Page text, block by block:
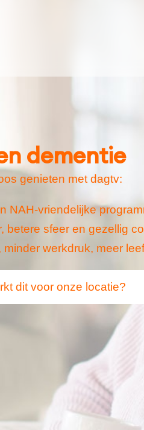
dementie
genieten met dagtv:
NAH-vriendelijke
betere sfeer en gezellig
minder werkdruk, meer
dit voor onze locatie?